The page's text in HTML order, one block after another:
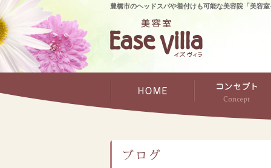
豊橋市のヘッドスパや着付けも可能な美容院「美容室